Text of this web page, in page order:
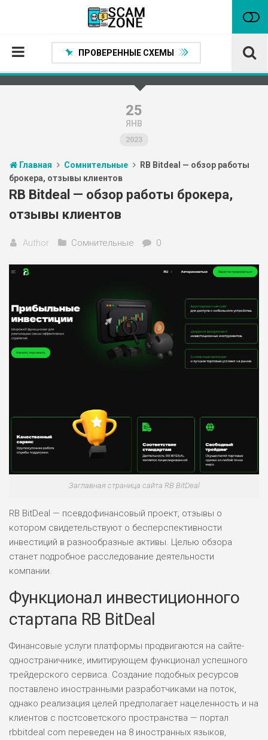
Проверенные способы заработка
Статьи
Партнеры
ПРОВЕРЕННЫЕ СХЕМЫ
25
ЯНВ
2023
Главная Сомнительные
RB Bitdeal — обзор работы
брокера, отзывы клиентов
RB Bitdeal — обзор работы брокера,
отзывы клиентов
Author Сомнительные 0
Заглавная страница сайта RB BitDeal
RB BitDeal — псевдофинансовый проект, отзывы о
котором свидетельствуют о бесперспективности
инвестиций в разнообразные активы. Целью обзора
станет подробное расследование деятельности
компании.
Функционал инвестиционного
стартапа RB BitDeal
Финансовые услуги платформы продвигаются на сайте-
одностраничнике, имитирующем функционал успешного
трейдерского сервиса. Создание подобных ресурсов
поставлено иностранными разработчиками на поток,
однако реализация целей предполагает нацеленность и на
клиентов с постсоветского пространства — портал
rbbitdeal com переведен на 8 иностранных языков,